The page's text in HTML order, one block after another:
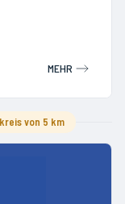
MEHR
von 5 km